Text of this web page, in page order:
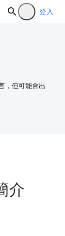
登入
，但可能會出
介